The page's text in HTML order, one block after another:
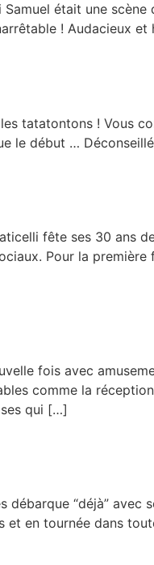
était une
! Audacieux
tatatontons ! Vous
le début …
fête ses 30
Pour la
fois avec
comme la
qui […]
“déjà”
et en tournée dans